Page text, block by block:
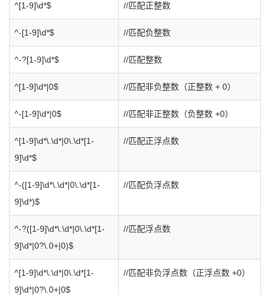
^[1-9]\d*$ //匹配正整数
^-[1-9]\d*$ //匹配负整数
^-?[1-9]\d*$ //匹配整数
^[1-9]\d*|0$ //匹配非负整数（正整数 + 0）
^-[1-9]\d*|0$ //匹配非正整数（负整数 +0）
^[1-9]\d*\.\d*|0\.\d*[1-
9]\d*$
//匹配正浮点数
^-([1-9]\d*\.\d*|0\.\d*[1-
9]\d*)$
//匹配负浮点数
^-?([1-9]\d*\.\d*|0\.\d*[1-
9]\d*|0?\.0+|0)$
//匹配浮点数
^[1-9]\d*\.\d*|0\.\d*[1-
9]\d*|0?\.0+|0$
//匹配非负浮点数（正浮点数 +0）